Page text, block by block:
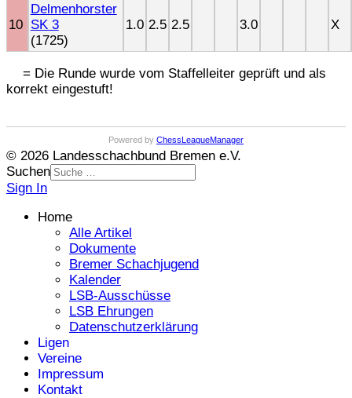
10
Delmenhorster
SK 3
(1725)
1.0 2.5 2.5 3.0 X
= Die Runde wurde vom Staffelleiter geprüft und als
korrekt eingestuft!
Powered by ChessLeagueManager
© 2026 Landesschachbund Bremen e.V.
Suchen
Sign In
Home
Alle Artikel
Dokumente
Bremer Schachjugend
Kalender
LSB-Ausschüsse
LSB Ehrungen
Datenschutzerklärung
Ligen
Vereine
Impressum
Kontakt